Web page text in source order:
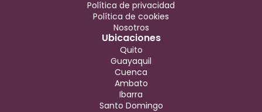
Ubicaciones
Quito
Guayaquil
Cuenca
Ambato
Ibarra
Santo Domingo
Política de privacidad
Política de cookies
Nosotros